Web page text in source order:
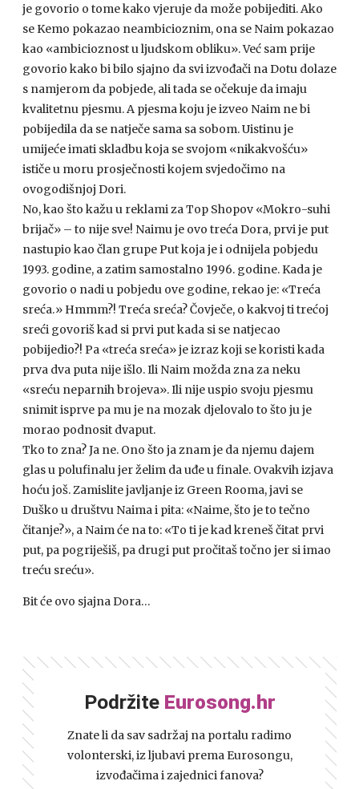
je govorio o tome kako vjeruje da može pobijediti. Ako
se Kemo pokazao neambicioznim, ona se Naim pokazao
kao «ambicioznost u ljudskom obliku». Već sam prije
govorio kako bi bilo sjajno da svi izvođači na Dotu dolaze
s namjerom da pobjede, ali tada se očekuje da imaju
kvalitetnu pjesmu. A pjesma koju je izveo Naim ne bi
pobijedila da se natječe sama sa sobom. Uistinu je
umijeće imati skladbu koja se svojom «nikakvošću»
ističe u moru prosječnosti kojem svjedočimo na
ovogodišnjoj Dori.
No, kao što kažu u reklami za Top Shopov «Mokro-suhi
brijač» – to nije sve! Naimu je ovo treća Dora, prvi je put
nastupio kao član grupe Put koja je i odnijela pobjedu
1993. godine, a zatim samostalno 1996. godine. Kada je
govorio o nadi u pobjedu ove godine, rekao je: «Treća
sreća.» Hmmm?! Treća sreća? Čovječe, o kakvoj ti trećoj
sreći govoriš kad si prvi put kada si se natjecao
pobijedio?! Pa «treća sreća» je izraz koji se koristi kada
prva dva puta nije išlo. Ili Naim možda zna za neku
«sreću neparnih brojeva». Ili nije uspio svoju pjesmu
snimit isprve pa mu je na mozak djelovalo to što ju je
morao podnosit dvaput.
Tko to zna? Ja ne. Ono što ja znam je da njemu dajem
glas u polufinalu jer želim da uđe u finale. Ovakvih izjava
hoću još. Zamislite javljanje iz Green Rooma, javi se
Duško u društvu Naima i pita: «Naime, što je to tečno
čitanje?», a Naim će na to: «To ti je kad kreneš čitat prvi
put, pa pogriješiš, pa drugi put pročitaš točno jer si imao
treću sreću».
Bit će ovo sjajna Dora…
Podržite Eurosong.hr
Znate li da sav sadržaj na portalu radimo
volonterski, iz ljubavi prema Eurosongu,
izvođačima i zajednici fanova?